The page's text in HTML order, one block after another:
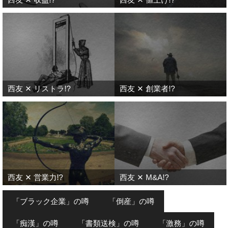
西友 ✕ リストラ!? 西友 ✕ 創業者!?
西友 ✕ 営業力!? 西友 ✕ M&A!?
「ブラック企業」の噂 「倒産」の噂
「痴漢」の噂 「書類送検」の噂 「激務」の噂